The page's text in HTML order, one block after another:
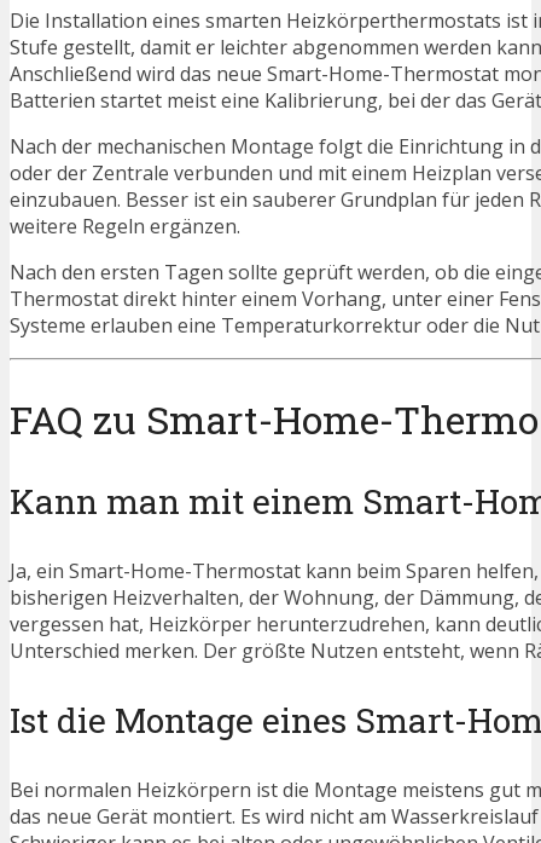
Die Installation eines smarten Heizkörperthermostats ist
Stufe gestellt, damit er leichter abgenommen werden
Anschließend wird das neue Smart-Home-Thermostat
Batterien startet meist eine Kalibrierung, bei der das
Nach der mechanischen Montage folgt die Einrichtung
oder der Zentrale verbunden und mit einem Heizplan
einzubauen. Besser ist ein sauberer Grundplan für jeden
weitere Regeln ergänzen.
Nach den ersten Tagen sollte geprüft werden, ob die
Thermostat direkt hinter einem Vorhang, unter einer
Systeme erlauben eine Temperaturkorrektur oder die
FAQ zu Smart-Home-
Kann man mit einem Smart-
Ja, ein Smart-Home-Thermostat kann beim Sparen
bisherigen Heizverhalten, der Wohnung, der Dämmung,
vergessen hat, Heizkörper herunterzudrehen, kann
Unterschied merken. Der größte Nutzen entsteht, wenn
Ist die Montage eines Smart-
Bei normalen Heizkörpern ist die Montage meistens gut
das neue Gerät montiert. Es wird nicht am